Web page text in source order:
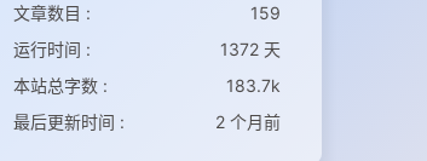
文章数目 :
159
运行时间 :
1372 天
本站总字数 :
183.7k
最后更新时间 :
2 个月前